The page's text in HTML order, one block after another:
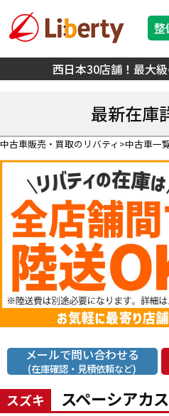
西日本30店舗！最大
整
最新在庫
中古車販売・買取のリバティ 中古車一
メールで問い合わせる
(在庫確認・見積依頼など)
スズキ スペーシアカ